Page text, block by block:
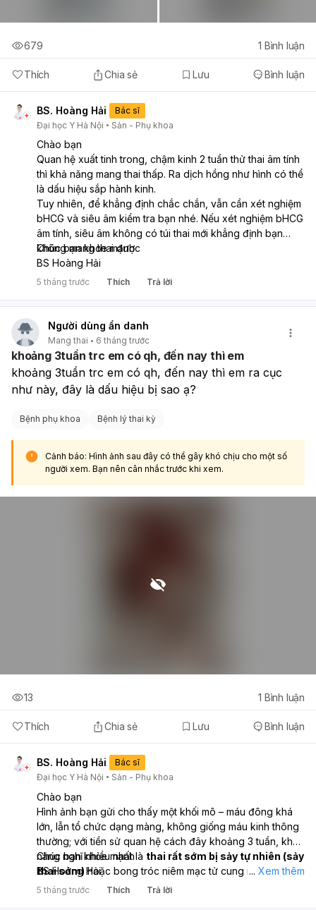
Thích Chia sẻ Lưu Bình luận
679 1 Bình luận
BS. Hoàng Hải
Bác sĩ
Đại học Y Hà Nội
Sản - Phụ khoa
Chào bạn
Quan hệ xuất tinh trong, chậm kinh 2 tuần thử thai âm tính
thì khả năng mang thai thấp. Ra dịch hồng như hình có thể
là dấu hiệu sắp hành kinh.
Tuy nhiên, để khẳng định chắc chắn, vẫn cần xét nghiệm
bHCG và siêu âm kiểm tra bạn nhé. Nếu xét nghiệm bHCG
âm tính, siêu âm không có túi thai mới khẳng định bạn
không mang thai được
Chúc bạn khỏe mạnh
BS Hoàng Hải
5 tháng trước Thích Trả lời
Người dùng ẩn danh
Mang thai 6 tháng trước
khoảng 3tuần trc em có qh, đến nay thì em
khoảng 3tuần trc em có qh, đến nay thì em ra cục
như này, đây là dấu hiệu bị sao ạ?
Bệnh phụ khoa Bệnh lý thai kỳ
Cảnh báo: Hình ảnh sau đây có thể gây khó chịu cho một số
người xem. Bạn nên cân nhắc trước khi xem.
Thích Chia sẻ Lưu Bình luận
13 1 Bình luận
BS. Hoàng Hải
Bác sĩ
Đại học Y Hà Nội
Sản - Phụ khoa
Chào bạn
Hình ảnh bạn gửi cho thấy một khối mô – máu đông khá
lớn, lẫn tổ chức dạng màng, không giống máu kinh thông
thường; với tiền sử quan hệ cách đây khoảng 3 tuần, khả
năng nghĩ nhiều nhất là thai rất sớm bị sảy tự nhiên (sảy
thai sớm)hoặc bong tróc niêm mạc tử cung nhiều tạo
khối máu đông lớn, hai tình huống này có thể nhìn tương
Chúc bạn khỏe mạnh
BS Hoàng Hải
... Xem thêm
5 tháng trước Thích Trả lời